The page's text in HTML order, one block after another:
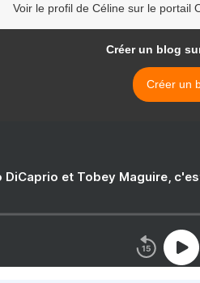
Voir le profil de Céline sur le portail
Créer un blog
Créer un
DiCaprio et Tobey Maguire,